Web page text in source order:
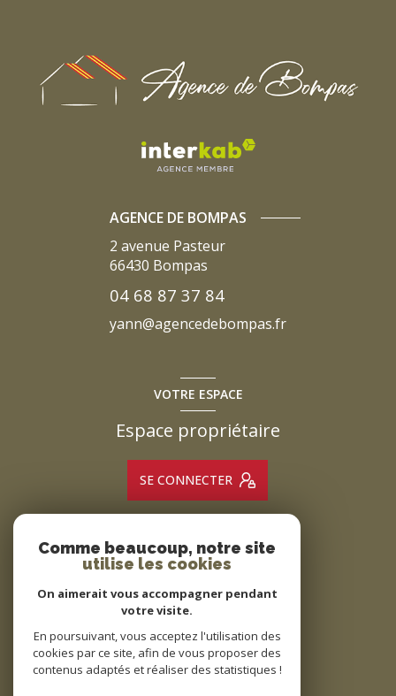
AGENCE DE BOMPAS
2 avenue Pasteur
66430 Bompas
04 68 87 37 84
yann@agencedebompas.fr
VOTRE ESPACE
Espace propriétaire
SE CONNECTER
ADHÉRENTS
Nous adhérons
Comme beaucoup, notre site
utilise les cookies
On aimerait vous accompagner pendant
votre visite.
En poursuivant, vous acceptez l'utilisation des
cookies par ce site, afin de vous proposer des
contenus adaptés et réaliser des statistiques !